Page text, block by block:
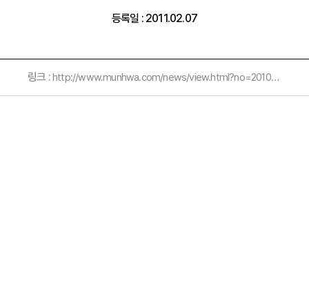
등록일 : 2011.02.07
링크 :http://www.munhwa.com/news/view.html?no=2010122401070943061002